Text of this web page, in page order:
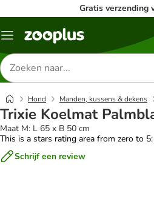
Gratis verzending
Menu
Zoeken
naar
producten
Hond Manden, kussens & dekens
Trixie Koelmat
Maat M: L 65 x B 50 cm
This is a stars rating area from zero to
Schrijf een review